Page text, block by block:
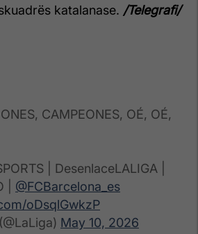
katalanase. /Telegrafi/
CAMPEONES, OÉ, OÉ,
| DesenlaceLALIGA |
| @FCBarcelona_es
oDsqlGwkzP
May 10, 2026